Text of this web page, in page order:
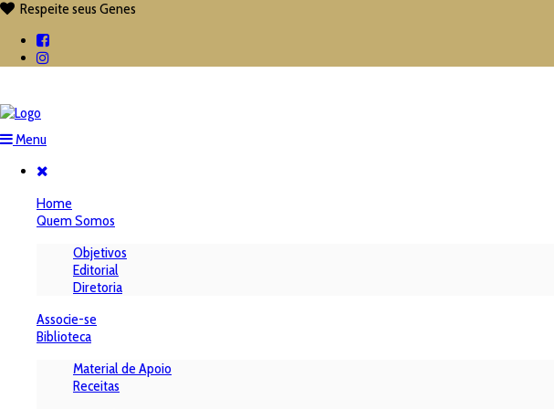
 Respeite seus Genes
Menu
Home
Quem Somos
Objetivos
Editorial
Diretoria
Associe-se
Biblioteca
Material de Apoio
Receitas